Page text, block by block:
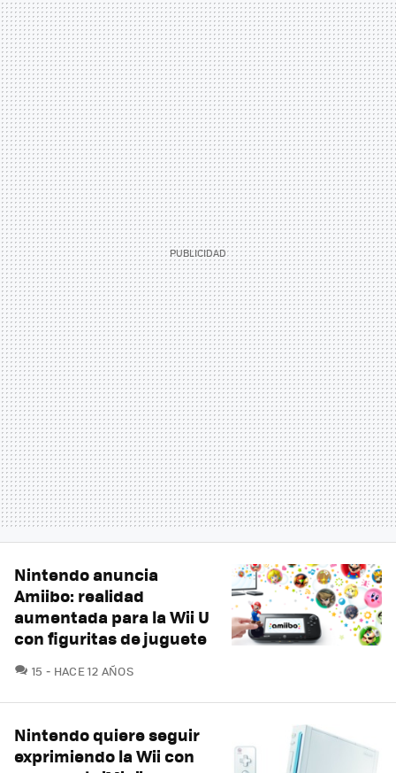
Nintendo anuncia
Amiibo: realidad
aumentada para la Wii U
con figuritas de juguete
15 COMENTARIOS
HACE 12 AÑOS
Nintendo quiere seguir
exprimiendo la Wii con